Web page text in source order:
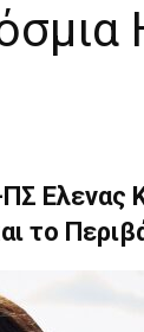
Ελενας
το